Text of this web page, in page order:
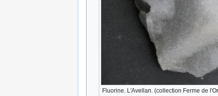
Fluorine. L'Avellan. (collection Ferme de